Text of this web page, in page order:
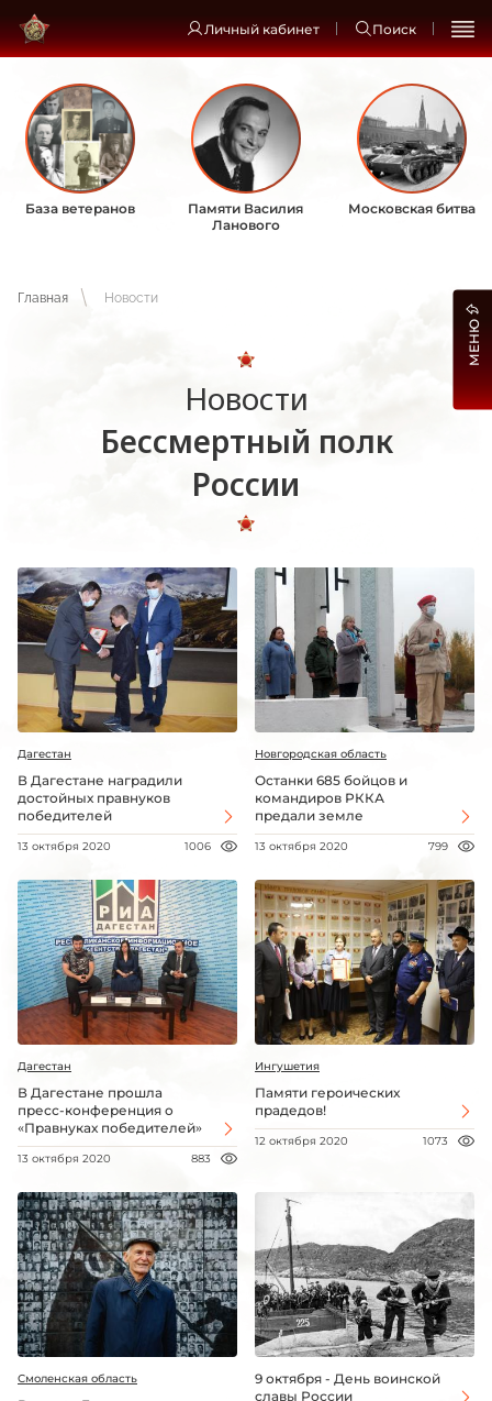
Личный кабинет Поиск
База ветеранов
Памяти Василия
Ланового
Московская битва
Главная Новости
Новости
Бессмертный полк
России
Дагестан
В Дагестане наградили
достойных правнуков
победителей
13 октября 2020 1006
Новгородская область
Останки 685 бойцов и
командиров РККА
предали земле
13 октября 2020 799
Дагестан
В Дагестане прошла
пресс-конференция о
«Правнуках победителей»
13 октября 2020 883
Ингушетия
Памяти героических
прадедов!
12 октября 2020 1073
Смоленская область
9 октября - День воинской
славы России
МЕНЮ